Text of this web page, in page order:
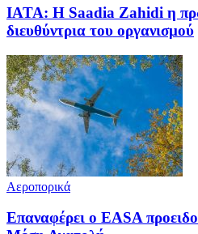
IATA: Η Saadia Zahidi η
διευθύντρια του οργανισμού
Αεροπορικά
Επαναφέρει ο EASA